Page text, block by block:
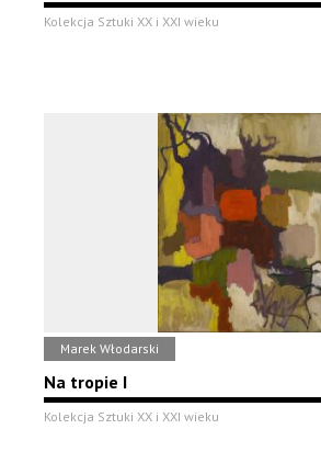
Kolekcja Sztuki XX i XXI wieku
Marek Włodarski
Na tropie I
Kolekcja Sztuki XX i XXI wieku